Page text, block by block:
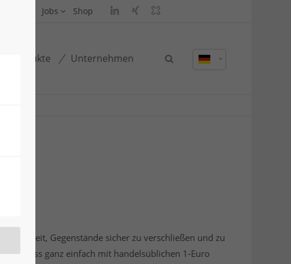
Jobs Shop
Produkte Unternehmen
Gegenstände sicher zu verschließen und zu
Schloss ganz einfach mit handelsüblichen 1-Euro